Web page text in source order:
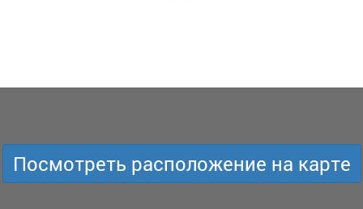
Посмотреть расположение на карте